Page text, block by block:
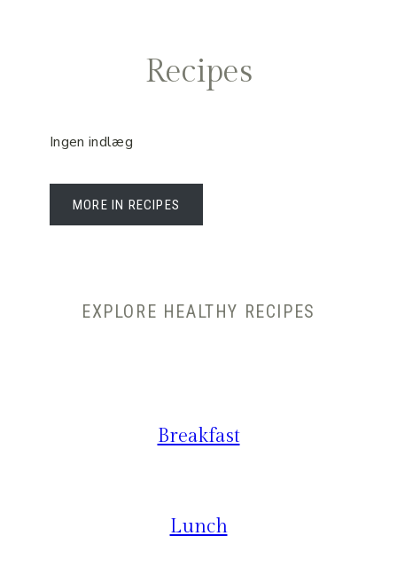
Recipes
Ingen indlæg
MORE IN RECIPES
EXPLORE HEALTHY RECIPES
Breakfast
Lunch